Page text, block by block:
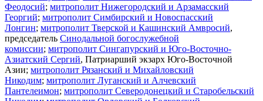
Феодосий; митрополит Нижегородский и Арзамасский
Георгий; митрополит Симбирский и Новоспасский
Лонгин; митрополит Тверской и Кашинский Амвросий,
председатель Синодальной богослужебной
комиссии; митрополит Сингапурский и Юго-Восточно-
Азиатский Сергий, Патриарший экзарх Юго-Восточной
Азии; митрополит Рязанский и Михайловский
Никодим; митрополит Луганский и Алчевский
Пантелеимон; митрополит Северодонецкий и Старобельский